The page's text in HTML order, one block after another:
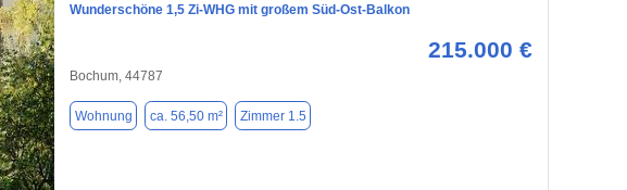
Wunderschöne 1,5 Zi-WHG mit großem Süd-Ost-Balkon
215.000 €
Bochum, 44787
Wohnung ca. 56,50 m² Zimmer 1.5